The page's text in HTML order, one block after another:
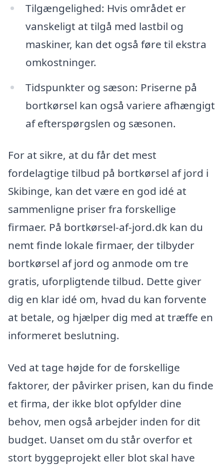
Tilgængelighed: Hvis området er
vanskeligt at tilgå med lastbil og
maskiner, kan det også føre til ekstra
omkostninger.
Tidspunkter og sæson: Priserne på
bortkørsel kan også variere afhængigt
af efterspørgslen og sæsonen.
For at sikre, at du får det mest
fordelagtige tilbud på bortkørsel af jord i
Skibinge, kan det være en god idé at
sammenligne priser fra forskellige
firmaer. På bortkørsel-af-jord.dk kan du
nemt finde lokale firmaer, der tilbyder
bortkørsel af jord og anmode om tre
gratis, uforpligtende tilbud. Dette giver
dig en klar idé om, hvad du kan forvente
at betale, og hjælper dig med at træffe en
informeret beslutning.
Ved at tage højde for de forskellige
faktorer, der påvirker prisen, kan du finde
et firma, der ikke blot opfylder dine
behov, men også arbejder inden for dit
budget. Uanset om du står overfor et
stort byggeprojekt eller blot skal have